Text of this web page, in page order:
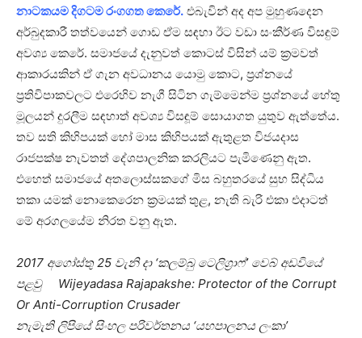
නාටකයම දිගටම රංගගත කෙරේ. එබැවින් අද අප මුහුණදෙන
අර්බුදකාරී තත්වයෙන් ගොඩ ඒම සඳහා ඊට වඩා සංකීර්ණ විසඳුම්
අවශ්‍ය කෙරේ. සමාජයේ දැනුවත් කොටස් විසින් යම් ක්‍රමවත්
ආකාරයකින් ඒ ගැන අවධානය යොමු කොට, ප්‍රශ්නයේ
ප්‍රතිවිපාකවලට එරෙහිව නැගී සිටින ගැම්මෙන්ම ප්‍රශ්නයේ හේතු
මූලයන් දුරලීම සඳහාත් අවශ්‍ය විසඳූම් සොයාගත යුතුව ඇත්තේය.
තව සති කිහිපයක් හෝ මාස කිහිපයක් ඇතුළත විජයදාස
රාජපක්ෂ නැවතත් දේශපාලනික කරලියට පැමිණෙනු ඇත.
එහෙත් සමාජයේ අතලොස්සකගේ මිස බහුතරයේ සුභ සිද්ධිය
තකා යමක් නොකෙරෙන ක්‍රමයක් තුළ, නැති බැරි එකා එදාටත්
මේ අරගලයේම නිරත වනු ඇත.
2017 අගෝස්තු 25 වැනි දා ‘කලම්බු ටෙලිග්‍රාෆ්’ වෙබ් අඩවියේ
පළවු Wijeyadasa Rajapakshe: Protector of the Corrupt
Or Anti-Corruption Crusader
නැමැති ලිපියේ සිංහල පරිවර්තනය ‘යහපාලනය ලංකා’